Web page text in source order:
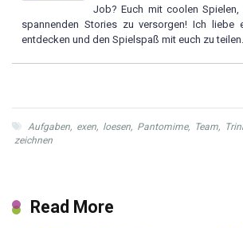
Job? Euch mit coolen Spielen,
spannenden Stories zu versorgen! Ich liebe
entdecken und den Spielspaß mit euch zu teilen.
Aufgaben, exen, loesen, Pantomime, Team,
zeichnen
Read More